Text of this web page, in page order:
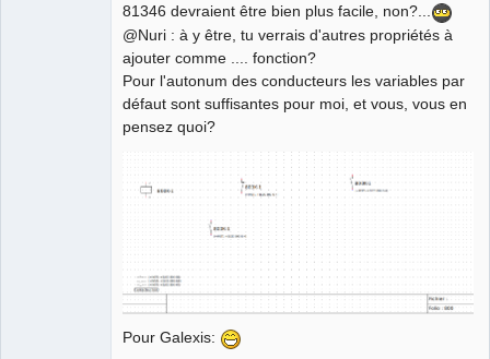
81346 devraient être bien plus facile, non?...
@Nuri : à y être, tu verrais d'autres propriétés à
ajouter comme .... fonction?
Pour l'autonum des conducteurs les variables par
défaut sont suffisantes pour moi, et vous, vous en
pensez quoi?
Pour Galexis: